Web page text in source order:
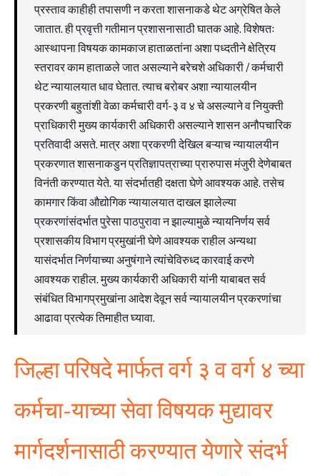
प्रस्ताव काहीही तपासणी न करता शासनाकडे थेट अग्रेषित केले
जातात. ही प्रवृत्ती गतीमान प्रशासनासाठी घातक आहे. विशेषतः
आस्थापना विषयक कामकाज हाताळतांना अशा पध्दतीने क्षेत्रिय
स्तरावर काम हाताळले जात असल्याने बरेचशे अधिकारी / कर्मचारी
थेट न्यायालयात धाव घेतात. त्याच बरोबर अशा न्यायालयीन
प्रकरणी बहुतांशी वेळा कर्मचारी वर्ग-३ व ४ चे असल्याने व नियुक्ती
प्राधिकारी मुख्य कार्यकारी अधिकारी असल्याने शासन अनौपचारिक
प्रतिवादी असते. मात्र अशा प्रकरणी देखिल बऱ्याच न्यायालयीन
प्रकरणात शासनाकडुन प्रतिज्ञापत्राच्या प्रारुपास मंजुरी देणेबाबत
विनंती करण्यात येते. या संदर्भातही दक्षता घेणे आवश्यक आहे. तसेच
कामगार किंवा औद्योगिक न्यायालयात दाखल झालेल्या
प्रकरणांसंदर्भात पुरेसा पाठपुरावा न झाल्यामुळे न्यायनिर्णय सर्व
प्रशासकीय विभाग प्रमुखांनी घेणे आवश्यक राहील अन्यथा
यासंदर्भात निर्णयाच्या अनुषंगाने त्यांचेविरुध्द कारवाई करणे
आवश्यक राहील. मुख्य कार्यकारी अधिकारी यांनी याबाबत सर्व
संबंधित विभागप्रमुखांना आदेश देवून सर्व न्यायालयीन प्रकरणांचा
आढावा प्रत्येक तिमाहीत घ्यावा.
जिल्हा परिषदे मार्फत वर्ग ३ व वर्ग ४ च्या
कर्मचा-याच्या सेवा विषयक मुद्यावर
मार्गदर्शनासाठी करण्यात येणारे संदर्भ